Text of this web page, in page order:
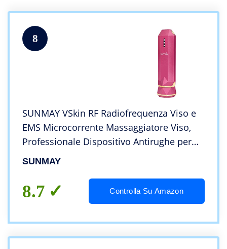
8
SUNMAY VSkin RF Radiofrequenza Viso e
EMS Microcorrente Massaggiatore Viso,
Professionale Dispositivo Antirughe per
Ringiovanimento Pelle, Rimozione Rughe,
SUNMAY
8.7 Controlla Su Amazon